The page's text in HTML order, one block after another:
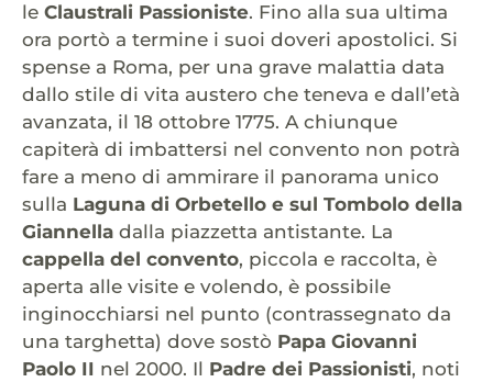
le Claustrali Passioniste. Fino alla sua ultima
ora portò a termine i suoi doveri apostolici. Si
spense a Roma, per una grave malattia data
dallo stile di vita austero che teneva e dall’età
avanzata, il 18 ottobre 1775. A chiunque
capiterà di imbattersi nel convento non potrà
fare a meno di ammirare il panorama unico
sulla Laguna di Orbetello e sul Tombolo della
Giannella dalla piazzetta antistante. La
cappella del convento, piccola e raccolta, è
aperta alle visite e volendo, è possibile
inginocchiarsi nel punto (contrassegnato da
una targhetta) dove sostò Papa Giovanni
Paolo II nel 2000. Il Padre dei Passionisti, noti